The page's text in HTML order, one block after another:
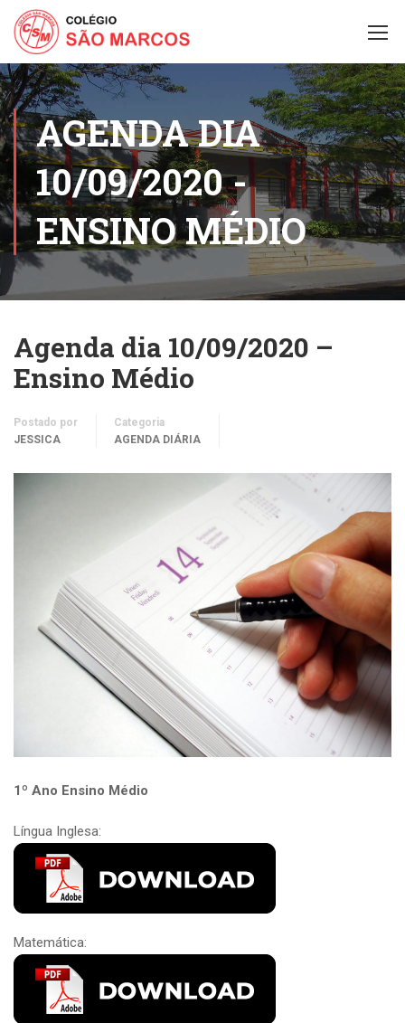
AGENDA DIA
10/09/2020 -
ENSINO MÉDIO
Agenda dia 10/09/2020 –
Ensino Médio
Postado por
JESSICA
Categoria
AGENDA DIÁRIA
1º Ano Ensino Médio
Língua Inglesa:
Matemática: